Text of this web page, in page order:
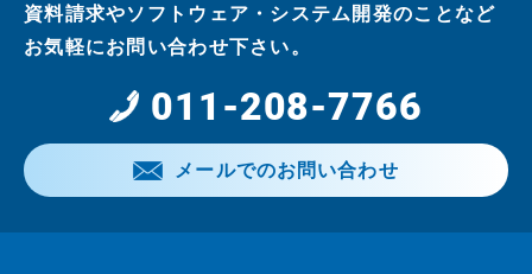
資料請求やソフトウェア・システム開発のことなど
お気軽にお問い合わせ下さい。
011-208-7766
メールでのお問い合わせ